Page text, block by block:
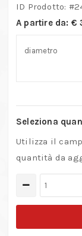
ID Prodotto: #
A partire da: €
diametro
Seleziona
Utilizza il
quantità da
Maschi
E-